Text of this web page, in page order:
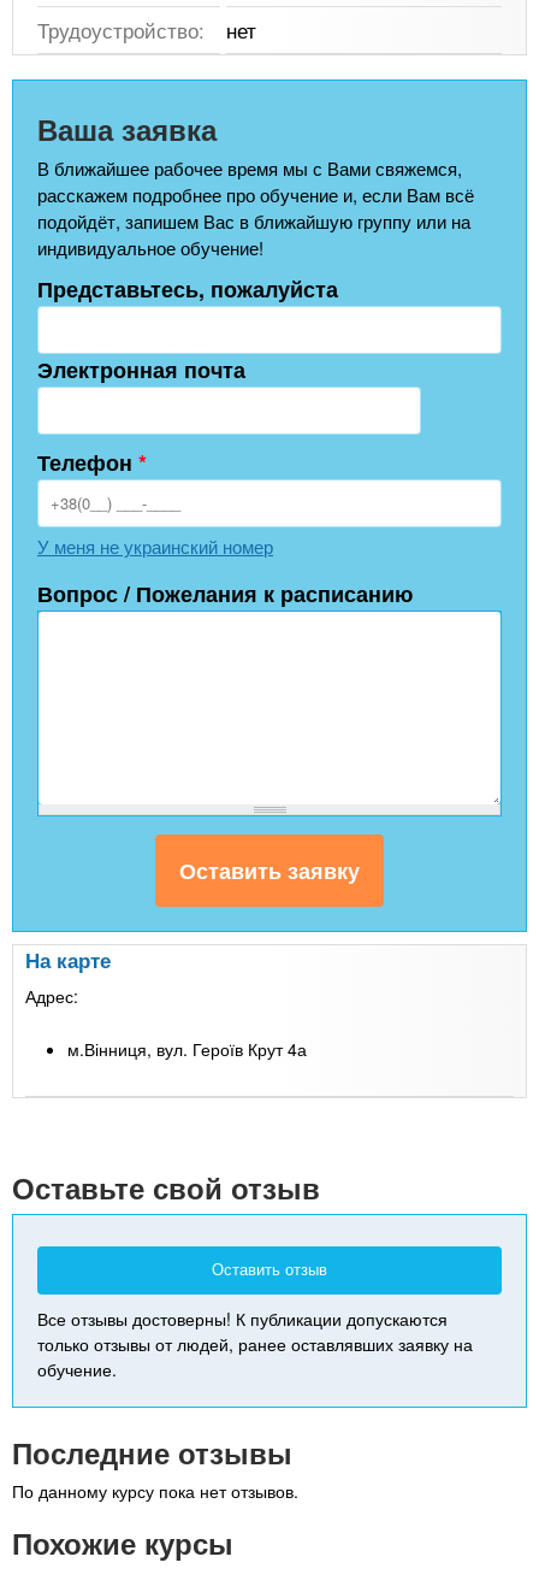
Трудоустройство:
нет
Ваша заявка
В ближайшее рабочее время мы с Вами свяжемся,
расскажем подробнее про обучение и, если Вам всё
подойдёт, запишем Вас в ближайшую группу или на
индивидуальное обучение!
Представьтесь, пожалуйста
Электронная почта
Телефон *
У меня не украинский номер
Вопрос / Пожелания к расписанию
На карте
Адрес:
м.Вінниця, вул. Героїв Крут 4а
Оставьте свой отзыв
Оставить отзыв
Все отзывы достоверны! К публикации допускаются
только отзывы от людей, ранее оставлявших заявку на
обучение.
Последние отзывы
По данному курсу пока нет отзывов.
Похожие курсы